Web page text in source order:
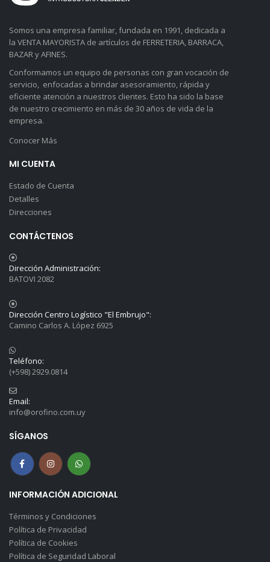
Somos una empresa familiar, fundada en 1991, dedicada a
la VENTA MAYORISTA de artículos de FERRETERIA, BARRACA,
BAZAR y AFINES.
Conformamos un equipo de personas con gran vocación de
servicio, enfocadas a brindar asesoramiento, rápida y
eficiente atención a nuestros clientes. Esto ha sido la base
de nuestro crecimiento en más de 30 años de vida de la
empresa.
Conocer Más
MI CUENTA
Estado de Cuenta
Detalles
Direcciones
CONTÁCTENOS
Dirección Administración:
BATOVI 2082
Dirección Centro Logístico "El Embrujo":
Camino Carlos A. López 6925
Teléfono:
(+598) 2929.0814
Email:
info@orofino.com.uy
SÍGANOS
INFORMACIÓN ADICIONAL
Términos y Condiciones
Política de Privacidad
Política de Cookies
Política de Seguridad Laboral